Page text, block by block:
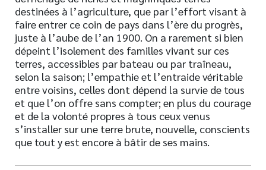
destinées à l’agriculture, que par l’effort visant à
faire entrer ce coin de pays dans l’ère du progrès,
juste à l’aube de l’an 1900. On a rarement si bien
dépeint l’isolement des familles vivant sur ces
terres, accessibles par bateau ou par traîneau,
selon la saison; l’empathie et l’entraide véritable
entre voisins, celles dont dépend la survie de tous
et que l’on offre sans compter; en plus du courage
et de la volonté propres à tous ceux venus
s’installer sur une terre brute, nouvelle, conscients
que tout y est encore à bâtir de ses mains.